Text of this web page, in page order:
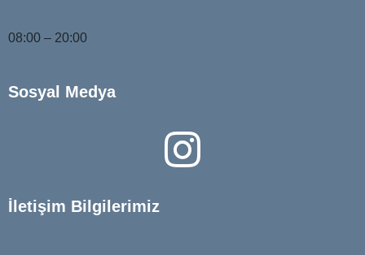
08:00 – 20:00
Sosyal Medya
İletişim Bilgilerimiz